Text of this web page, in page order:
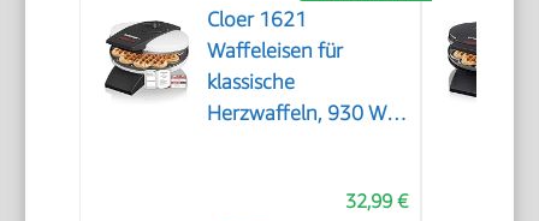
Cloer 1621
Waffeleisen für
klassische
Herzwaffeln, 930 W,
Bräunungsgrad, weiß,
32,99 €